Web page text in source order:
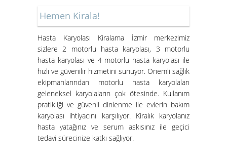
Hasta Karyolası Muğla
Hemen Kirala!
Hasta Karyolası Kiralama İzmir merkezimiz
sizlere 2 motorlu hasta karyolası, 3 motorlu
hasta karyolası ve 4 motorlu hasta karyolası ile
hızlı ve güvenilir hizmetini sunuyor. Önemli sağlık
ekipmanlarından motorlu hasta karyolaları
geleneksel karyolaların çok ötesinde. Kullanım
pratikliği ve güvenli dinlenme ile evlerin bakım
karyolası ihtiyacını karşılıyor. Kiralık karyolanız
hasta yatağınız ve serum askısınız ile geçici
tedavi sürecinize katkı sağlıyor.